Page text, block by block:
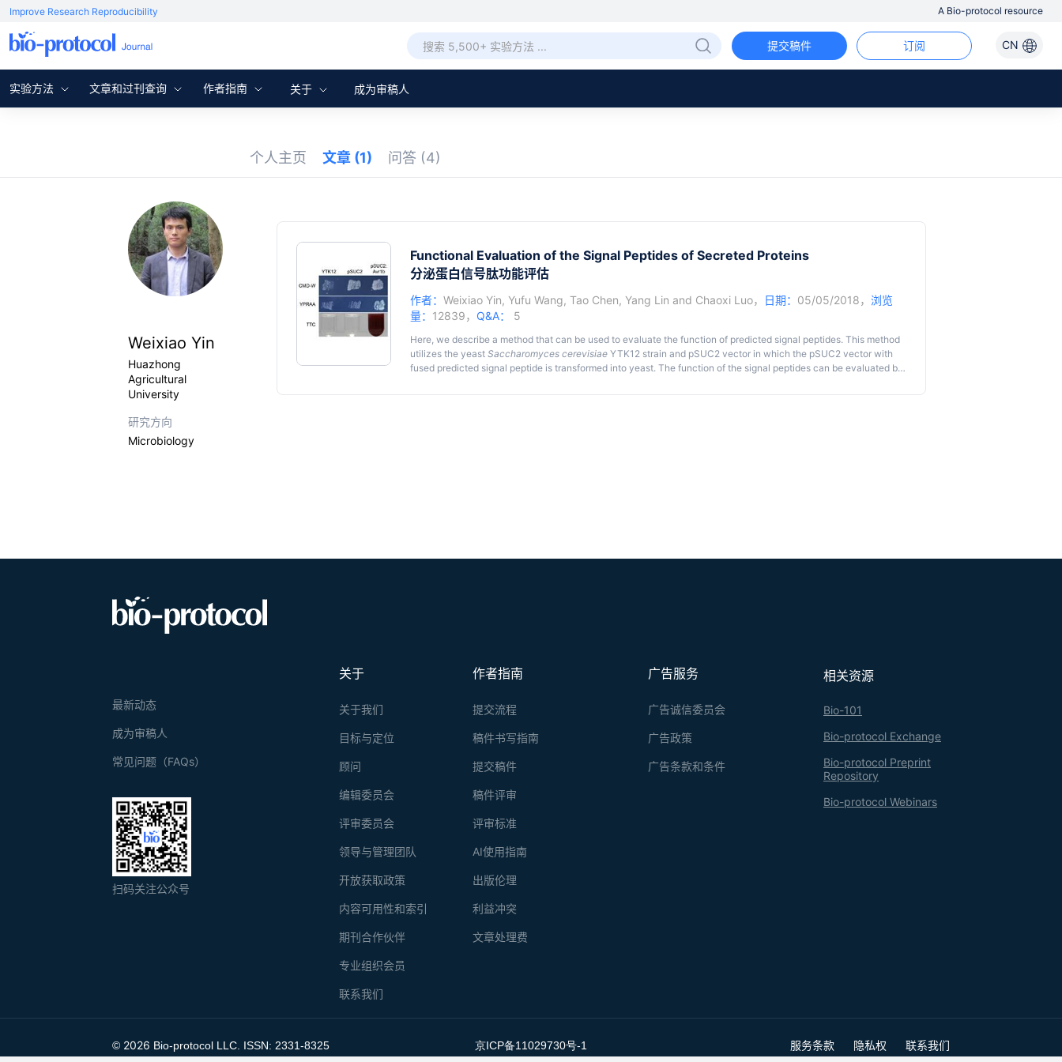
Improve Research Reproducibility A Bio-protocol resource
CN
订阅
提交稿件
实验方法 文章和过刊查询 作者指南 关于 成为审稿人
个人主页 文章 (1) 问答 (4)
Weixiao Yin
Huazhong
Agricultural
University
研究方向
Microbiology
Functional Evaluation of the Signal Peptides of Secreted Proteins
分泌蛋白信号肽功能评估
作者： Weixiao Yin, Yufu Wang, Tao Chen, Yang Lin and Chaoxi Luo， 日期： 05/05/2018， 浏览
量： 12839， Q&A： 5
Here, we describe a method that can be used to evaluate the function of predicted signal peptides. This method
utilizes the yeast Saccharomyces cerevisiae YTK12 strain and pSUC2 vector in which the pSUC2 vector with
fused predicted signal peptide is transformed into yeast. The function of the signal peptides can be evaluated by
manipulation in order to implement easily.
相关资源
Bio-101
Bio-protocol Exchange
Bio-protocol Preprint
Repository
Bio-protocol Webinars
广告服务
广告诚信委员会
广告政策
广告条款和条件
作者指南
提交流程
稿件书写指南
提交稿件
稿件评审
评审标准
AI使用指南
出版伦理
利益冲突
文章处理费
关于
关于我们
目标与定位
顾问
编辑委员会
评审委员会
领导与管理团队
开放获取政策
内容可用性和索引
期刊合作伙伴
专业组织会员
联系我们
最新动态
成为审稿人
常见问题（FAQs）
扫码关注公众号
© 2026 Bio-protocol LLC. ISSN: 2331-8325 京ICP备11029730号-1 服务条款 隐私权 联系我们